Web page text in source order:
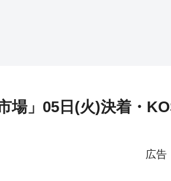
場」05日(火)決着・
広告